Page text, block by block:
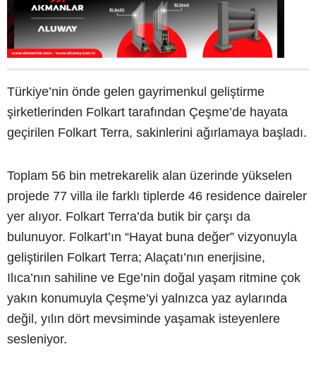
Türkiye’nin önde gelen gayrimenkul geliştirme
şirketlerinden Folkart tarafından Çeşme’de hayata
geçirilen Folkart Terra, sakinlerini ağırlamaya başladı.
Toplam 56 bin metrekarelik alan üzerinde yükselen
projede 77 villa ile farklı tiplerde 46 residence daireler
yer alıyor. Folkart Terra’da butik bir çarşı da
bulunuyor. Folkart’ın “Hayat buna değer” vizyonuyla
geliştirilen Folkart Terra; Alaçatı’nın enerjisine,
Ilıca’nın sahiline ve Ege’nin doğal yaşam ritmine çok
yakın konumuyla Çeşme’yi yalnızca yaz aylarında
değil, yılın dört mevsiminde yaşamak isteyenlere
sesleniyor.